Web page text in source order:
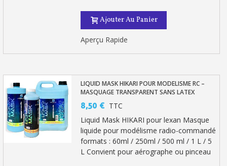
Ajouter Au Panier
Aperçu Rapide
LIQUID MASK HIKARI POUR MODELISME RC –
MASQUAGE TRANSPARENT SANS LATEX
8,50 € TTC
Liquid Mask HIKARI pour lexan Masque
liquide pour modélisme radio-commandé
formats : 60ml / 250ml / 500 ml / 1 L / 5
L Convient pour aérographe ou pinceau